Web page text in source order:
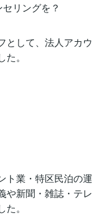
リングを？
として、法人アカウ
。
ト業・特区民泊の運
や新聞・雑誌・テレ
。